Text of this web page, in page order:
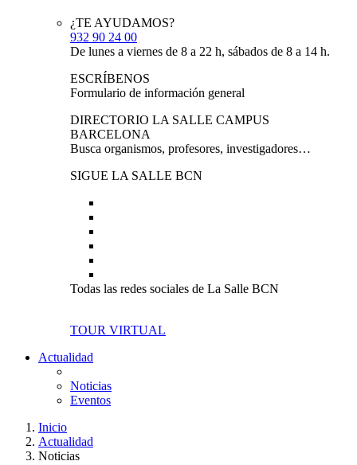
¿TE AYUDAMOS?
932 90 24 00
De lunes a viernes de 8 a 22 h, sábados de 8 a 14 h.
ESCRÍBENOS
Formulario de información general
DIRECTORIO LA SALLE CAMPUS
BARCELONA
Busca organismos, profesores, investigadores…
SIGUE LA SALLE BCN
Todas las redes sociales de La Salle BCN
TOUR VIRTUAL
Actualidad
Noticias
Eventos
Inicio
Actualidad
Noticias